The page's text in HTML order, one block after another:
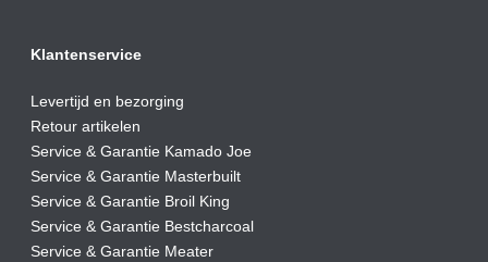
Klantenservice
Levertijd en bezorging
Retour artikelen
Service & Garantie Kamado Joe
Service & Garantie Masterbuilt
Service & Garantie Broil King
Service & Garantie Bestcharcoal
Service & Garantie Meater